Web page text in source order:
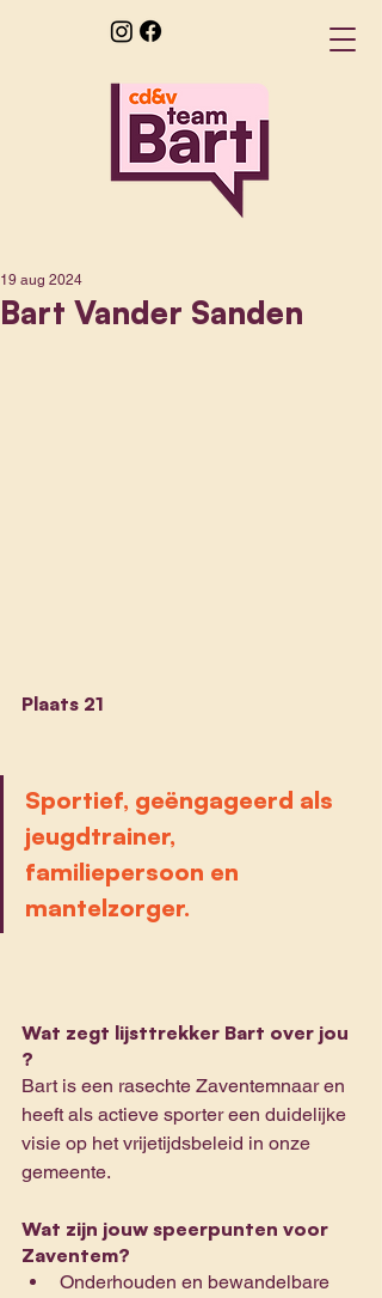
Bart Vander Sanden
19 aug 2024
Plaats 21
Sportief, geëngageerd als
jeugdtrainer,
familiepersoon en
mantelzorger.
Wat zegt lijsttrekker Bart over jou
?
Bart is een rasechte Zaventemnaar en
heeft als actieve sporter een duidelijke
visie op het vrijetijdsbeleid in onze
gemeente.
Wat zijn jouw speerpunten voor
Zaventem?
Onderhouden en bewandelbare